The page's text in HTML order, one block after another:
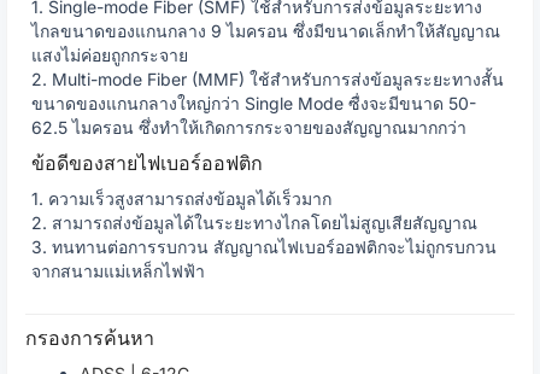
1. Single-mode Fiber (SMF) ใช้สำหรับการส่งข้อมูลระยะทาง
ไกลขนาดของแกนกลาง 9 ไมครอน ซึ่งมีขนาดเล็กทำให้สัญญาณ
แสงไม่ค่อยถูกกระจาย
2. Multi-mode Fiber (MMF) ใช้สำหรับการส่งข้อมูลระยะทางสั้น
ขนาดของแกนกลางใหญ่กว่า Single Mode ซื่งจะมีขนาด 50-
62.5 ไมครอน ซึ่งทำให้เกิดการกระจายของสัญญาณมากกว่า
ข้อดีของสายไฟเบอร์ออฟติก
1. ความเร็วสูงสามารถส่งข้อมูลได้เร็วมาก
2. สามารถส่งข้อมูลได้ในระยะทางไกลโดยไม่สูญเสียสัญญาณ
3. ทนทานต่อการรบกวน สัญญาณไฟเบอร์ออฟติกจะไม่ถูกรบกวน
จากสนามแม่เหล็กไฟฟ้า
กรองการค้นหา